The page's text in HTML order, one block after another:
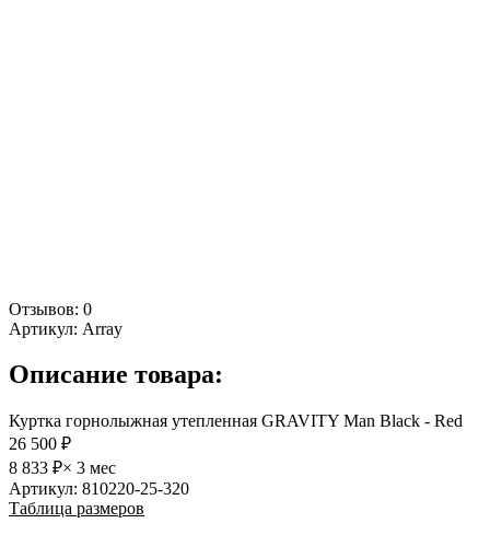
Отзывов: 0
Артикул: Array
Описание товара:
Куртка горнолыжная утепленная GRAVITY Man Black - Red
26 500 ₽
8 833 ₽× 3 мес
Артикул: 810220-25-320
Таблица размеров